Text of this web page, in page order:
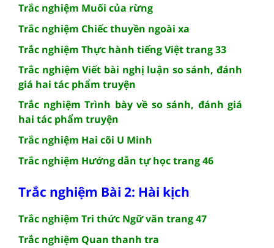
Trắc nghiệm Muối của rừng
Trắc nghiệm Chiếc thuyền ngoài xa
Trắc nghiệm Thực hành tiếng Việt trang 33
Trắc nghiệm Viết bài nghị luận so sánh, đánh
giá hai tác phẩm truyện
Trắc nghiệm Trình bày về so sánh, đánh giá
hai tác phẩm truyện
Trắc nghiệm Hai cõi U Minh
Trắc nghiệm Hướng dẫn tự học trang 46
Trắc nghiệm Bài 2: Hài kịch
Trắc nghiệm Tri thức Ngữ văn trang 47
Trắc nghiệm Quan thanh tra